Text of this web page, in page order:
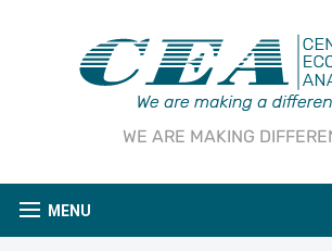
WE ARE MAKING
MENU